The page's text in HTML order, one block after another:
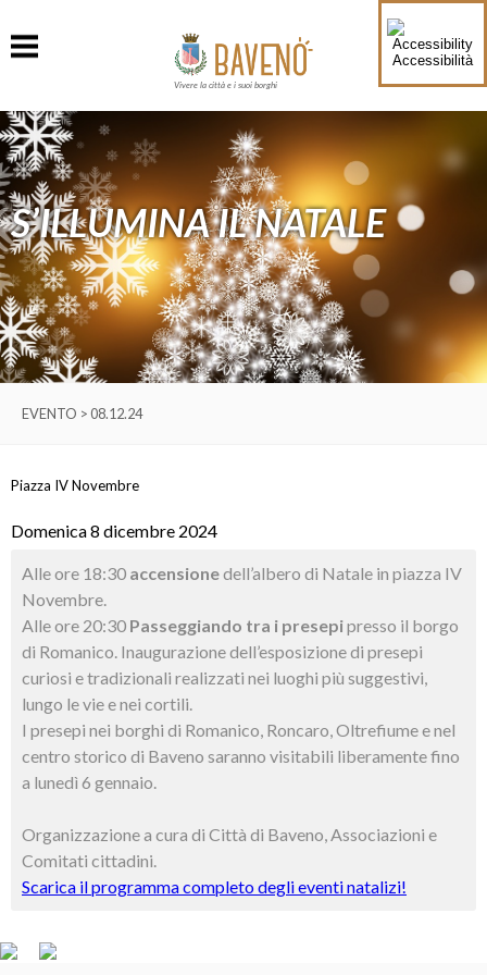
Accessibilità
Vivere la città e i suoi borghi
S’ILLUMINA IL NATALE
EVENTO > 08.12.24
Piazza IV Novembre
Domenica 8 dicembre 2024
Alle ore 18:30 accensionedell’albero di Natale in piazza IV
Novembre.
Alle ore 20:30 Passeggiando tra i presepipresso il borgo
di Romanico. Inaugurazione dell’esposizione di presepi
curiosi e tradizionali realizzati nei luoghi più suggestivi,
lungo le vie e nei cortili.
I presepi nei borghi di Romanico, Roncaro, Oltrefiume e nel
centro storico di Baveno saranno visitabili liberamente fino
a lunedì 6 gennaio.
Organizzazione a cura di Città di Baveno, Associazioni e
Comitati cittadini.
Scarica il programma completo degli eventi natalizi!